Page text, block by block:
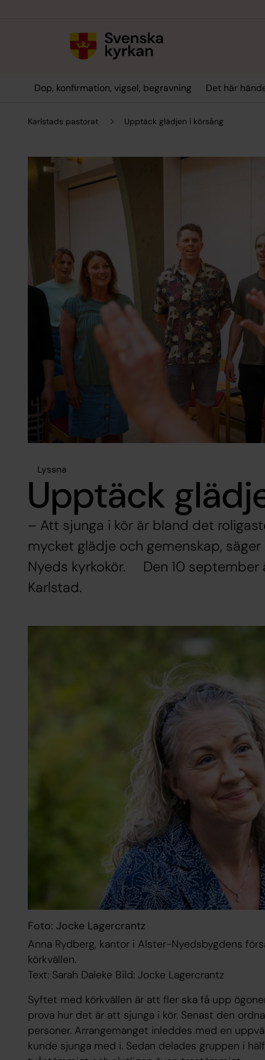
Dop, konfirmation, vigsel, begravning Det här
Karlstads pastorat Upptäck glädjen i körsång
Lyssna
Upptäck
– Att sjunga i kör är bland det
mycket glädje och gemenskap,
Nyeds kyrkokör. Den 10 september
Karlstad.
Foto: Jocke Lagercrantz
Anna Rydberg, kantor i Alster-Nyedsbygdens
körkvällen.
Text: Sarah Daleke Bild: Jocke Lagercrantz
Syftet med körkvällen är att fler ska få upp
prova hur det är att sjunga i kör. Senast den
personer. Arrangemanget inleddes med en
kunde sjunga med i. Sedan delades gruppen i